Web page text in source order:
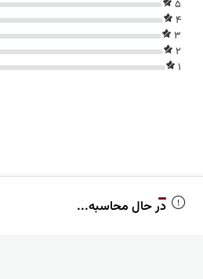
در حال محاسبه...